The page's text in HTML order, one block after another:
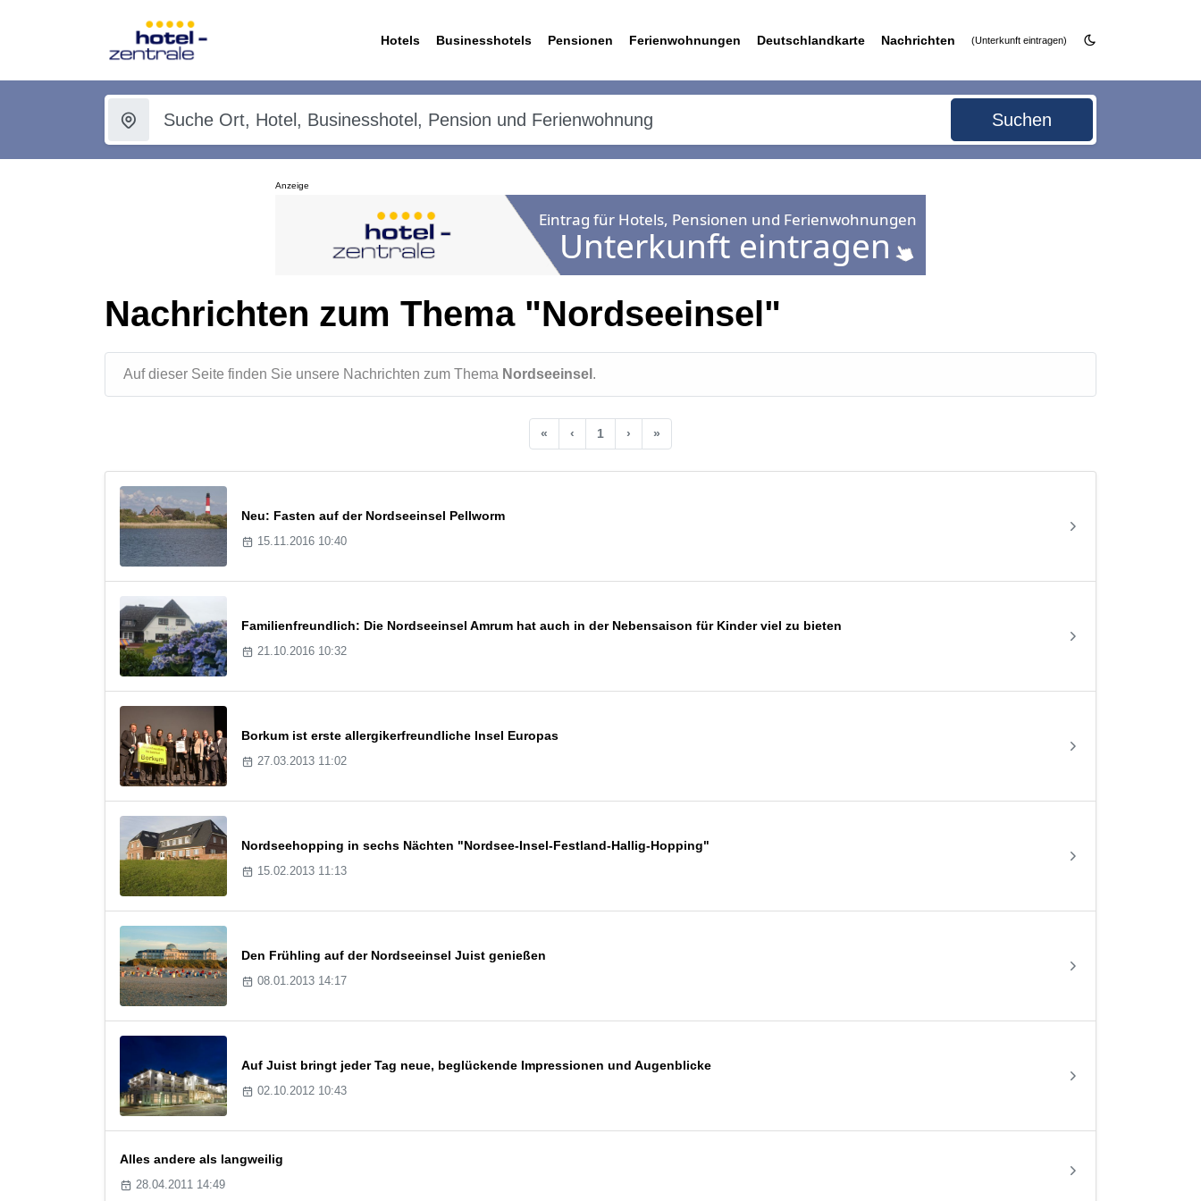
Hotels Businesshotels Pensionen Ferienwohnungen Deutschlandkarte Nachrichten (Unterkunft eintragen)
Suchen
Anzeige
Nachrichten zum Thema "Nordseeinsel"
Auf dieser Seite finden Sie unsere Nachrichten zum Thema Nordseeinsel .
« ‹ 1 › »
Neu: Fasten auf der Nordseeinsel Pellworm
15.11.2016 10:40
Familienfreundlich: Die Nordseeinsel Amrum hat auch in der Nebensaison für Kinder viel zu bieten
21.10.2016 10:32
Borkum ist erste allergikerfreundliche Insel Europas
27.03.2013 11:02
Nordseehopping in sechs Nächten "Nordsee-Insel-Festland-Hallig-Hopping"
15.02.2013 11:13
Den Frühling auf der Nordseeinsel Juist genießen
08.01.2013 14:17
Auf Juist bringt jeder Tag neue, beglückende Impressionen und Augenblicke
02.10.2012 10:43
Alles andere als langweilig
28.04.2011 14:49